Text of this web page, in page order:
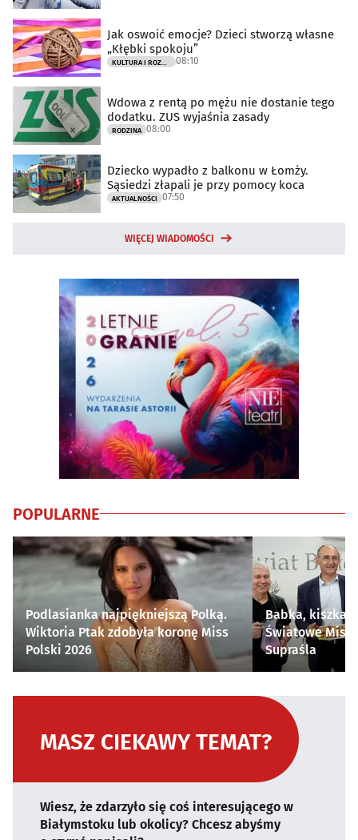
Jak oswoić emocje? Dzieci stworzą własne
„Kłębki spokoju”
KULTURA I ROZRYWKA 08:10
Wdowa z rentą po mężu nie dostanie tego
dodatku. ZUS wyjaśnia zasady
RODZINA 08:00
Dziecko wypadło z balkonu w Łomży.
Sąsiedzi złapali je przy pomocy koca
AKTUALNOŚCI 07:50
WIĘCEJ WIADOMOŚCI
POPULARNE
Podlasianka najpiękniejszą Polką.
Wiktoria Ptak zdobyła koronę Miss
Polski 2026
Babka, kiszka i
Światowe
Supraśla
MASZ CIEKAWY TEMAT?
Wiesz, że zdarzyło się coś interesującego w
Białymstoku lub okolicy? Chcesz abyśmy